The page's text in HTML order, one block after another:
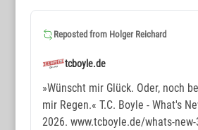
Reposted from Holger Reichard
tcboyle.de
»Wünscht mir Glück. Oder, noch
mir Regen.« T.C. Boyle - What's
2026. www.tcboyle.de/whats-new-